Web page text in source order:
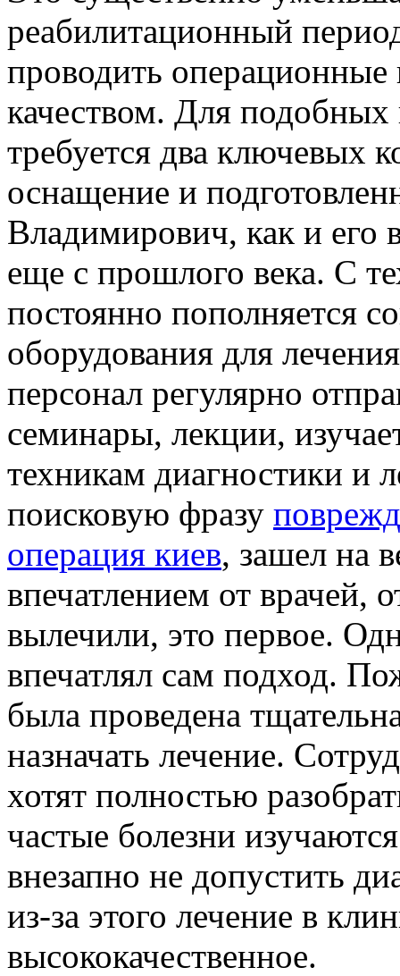
реабилитационный
проводить операционные
качеством. Для
требуется два ключевых
оснащение и
Владимирович, как и его
еще с прошлого века. С
постоянно пополняется
оборудования для
персонал регулярно
семинары, лекции,
техникам диагностики и
поисковую фразу
операция киев, зашел на
впечатлением от врачей,
вылечили, это первое.
впечатлял сам подход.
была проведена
назначать лечение.
хотят полностью
частые болезни
внезапно не допустить
из-за этого лечение в
высококачественное.